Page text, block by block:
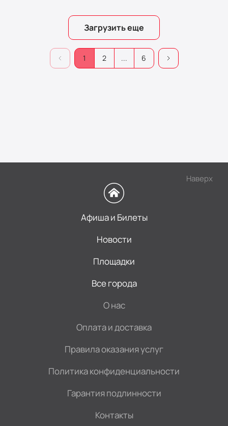
Загрузить еще
1 2 ... 6
Наверх
Афиша и Билеты
Новости
Площадки
Все города
О нас
Оплата и доставка
Правила оказания услуг
Политика конфиденциальности
Гарантия подлинности
Контакты